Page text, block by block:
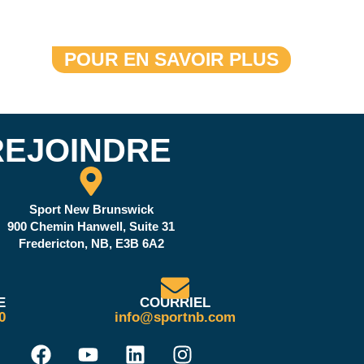
POUR EN SAVOIR PLUS
Sport New Brunswick
900 Chemin Hanwell, Suite 31
Fredericton, NB, E3B 6A2
COURRIEL
info@sportnb.com